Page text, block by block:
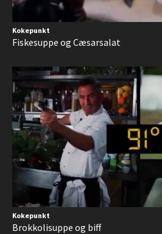
Kokepunkt
Fiskesuppe og Cæsarsalat
Kokepunkt
Brokkolisuppe og biff